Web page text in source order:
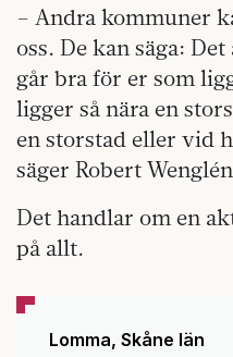
– Andra kommuner
oss. De kan säga:
går bra för er som
ligger så nära en
en storstad eller vid
säger Robert
Det handlar om en
på allt.
Lomma, Skåne län